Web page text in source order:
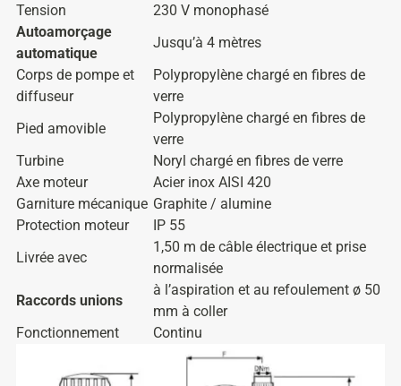
Tension
230 V monophasé
Autoamorçage
automatique
Jusqu’à 4 mètres
Corps de pompe et
diffuseur
Polypropylène chargé en fibres de
verre
Pied amovible
Polypropylène chargé en fibres de
verre
Turbine
Noryl chargé en fibres de verre
Axe moteur
Acier inox AISI 420
Garniture mécanique Graphite / alumine
Protection moteur
IP 55
Livrée avec
1,50 m de câble électrique et prise
normalisée
Raccords unions
à l’aspiration et au refoulement ø 50
mm à coller
Fonctionnement
Continu